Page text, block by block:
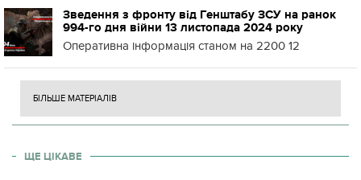
Зведення з фронту від Генштабу ЗСУ на ранок
994-го дня війни 13 листопада 2024 року
Оперативна інформація станом на 2200 12
БІЛЬШЕ МАТЕРІАЛІВ
ЩЕ ЦІКАВЕ